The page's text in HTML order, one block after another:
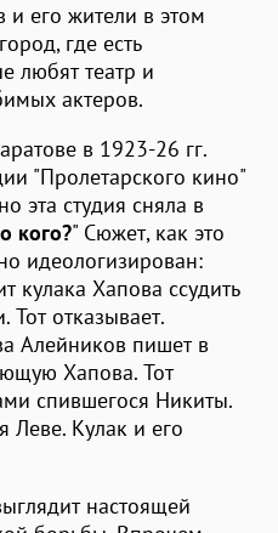
и его жители в этом
где есть
любят театр и
актеров.
в 1923-26 гг.
"Пролетарского кино"
эта студия сняла в
кого?" Сюжет, как это
идеологизирован:
кулака Хапова ссудить
Тот отказывает.
Алейников пишет в
Хапова. Тот
спившегося Никиты.
Леве. Кулак и его
настоящей